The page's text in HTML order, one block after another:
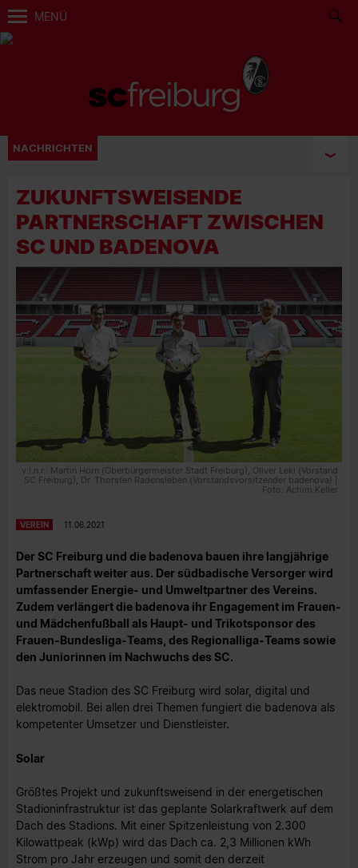
MENÜ
NACHRICHTEN
ZUKUNFTSWEISENDE
PARTNERSCHAFT ZWISCHEN
SC UND BADENOVA
v.l.n.r.: Martin Horn (Oberbürgermeister Stadt Freiburg), Oliver Leki (Vorstand
SC Freiburg), Dr. Thorsten Radensleben (Vorstandsvorsitzender badenova) |
Foto: Achim Keller
VEREIN 11.06.2021
Der SC Freiburg und die badenova bauen ihre langjährige
Partnerschaft weiter aus. Der südbadische Versorger wird
umfassender Energie- und Umweltpartner des Vereins.
Zudem verlängert die badenova ihr Engagement im Frauen-
und Mädchenfußball als Haupt- und Trikotsponsor des
Frauen-Bundesliga-Teams, des Regionalliga-Teams sowie
den Juniorinnen im Nachwuchs des SC.
Das neue Stadion des SC Freiburg wird solar, digital und
elektromobil. Bei allen drei Themen fungiert die badenova als
kompetenter Umsetzer und Dienstleister.
Solar
Größtes Projekt und zukunftsweisend in der energetischen
Stadioninfrastruktur ist das geplante Solarkraftwerk auf dem
Dach des Stadions. Mit einer Spitzenleistung von 2.300
Kilowattpeak (kWp) wird das Dach ca. 2,3 Millionen kWh
Strom pro Jahr erzeugen und somit den derzeit